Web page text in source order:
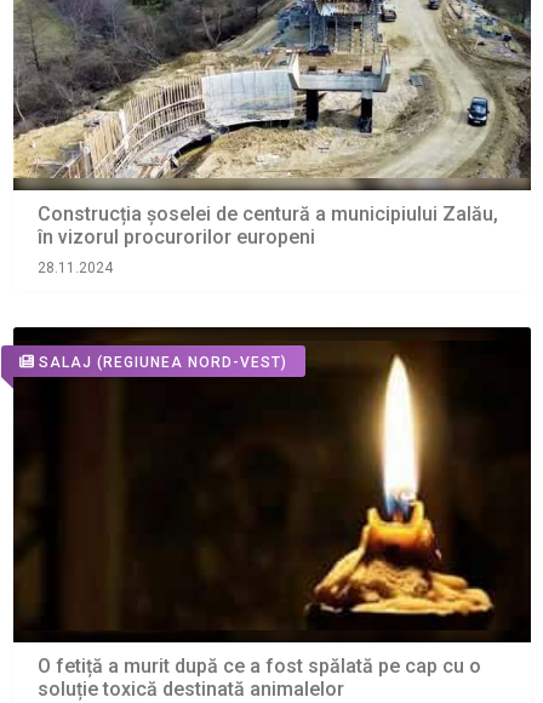
Construcția șoselei de centură a municipiului Zalău,
în vizorul procurorilor europeni
28.11.2024
SALAJ (REGIUNEA NORD-VEST)
O fetiță a murit după ce a fost spălată pe cap cu o
soluție toxică destinată animalelor